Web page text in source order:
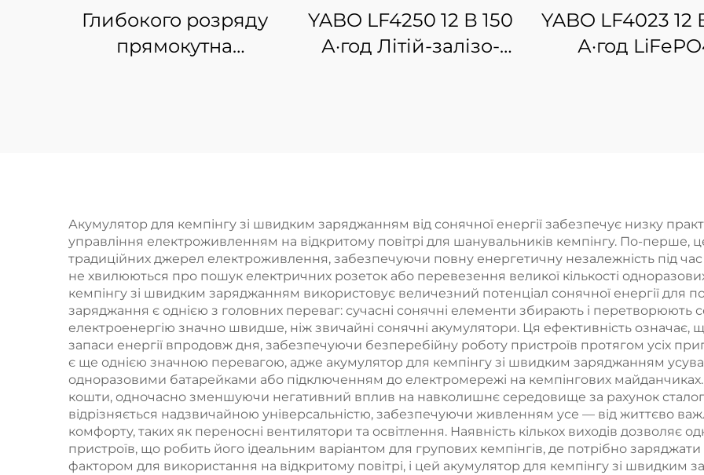
Глибокого розряду
прямокутна
YABO LF4250 12 В 150
А·год Літій-залізо-
YABO LF4023 12
А·год
сонячної
автодому,
Акумулятор для кемпінгу зі швидким заряджанням від сонячної енергії забезпечує низку
управління електроживленням на відкритому повітрі для шанувальників кемпінгу. По-перше,
традиційних джерел електроживлення, забезпечуючи повну енергетичну незалежність під час
не хвилюються про пошук електричних розеток або перевезення великої кількості
кемпінгу зі швидким заряджанням використовує величезний потенціал сонячної енергії для
заряджання є однією з головних переваг: сучасні сонячні елементи збирають і перетворюють
електроенергію значно швидше, ніж звичайні сонячні акумулятори. Ця ефективність
запаси енергії впродовж дня, забезпечуючи безперебійну роботу пристроїв протягом усіх
є ще однією значною перевагою, адже акумулятор для кемпінгу зі швидким заряджанням усуває
одноразовими батарейками або підключенням до електромережі на кемпінгових
кошти, одночасно зменшуючи негативний вплив на навколишнє середовище за рахунок
відрізняється надзвичайною універсальністю, забезпечуючи живленням усе — від життєво
комфорту, таких як переносні вентилятори та освітлення. Наявність кількох виходів дозволяє
пристроїв, що робить його ідеальним варіантом для групових кемпінгів, де потрібно
фактором для використання на відкритому повітрі, і цей акумулятор для кемпінгу зі швидким